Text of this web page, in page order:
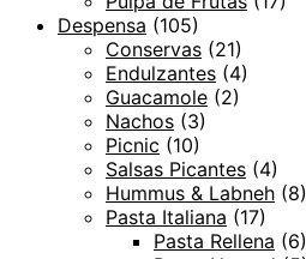
Despensa (105)
Conservas (21)
Endulzantes (4)
Guacamole (2)
Nachos (3)
Picnic (10)
Salsas Picantes (4)
Hummus & Labneh (8)
Pasta Italiana (17)
Pasta Rellena (6)